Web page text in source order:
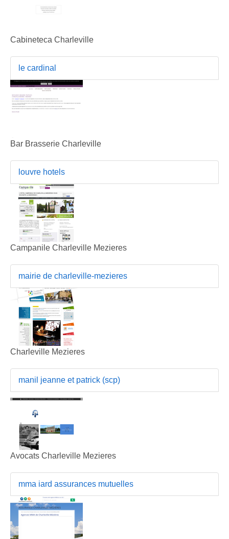
Cabineteca Charleville
le cardinal
Bar Brasserie Charleville
louvre hotels
Campanile Charleville Mezieres
mairie de charleville-mezieres
Charleville Mezieres
manil jeanne et patrick (scp)
Avocats Charleville Mezieres
mma iard assurances mutuelles